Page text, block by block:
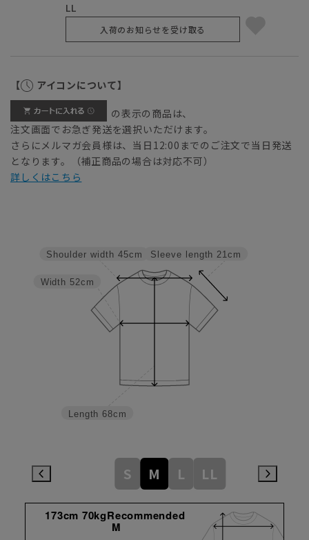
LL
入荷のお知らせを受け取る
【 アイコンについて】
の表示の商品は、
注文画面でお急ぎ発送を選択いただけます。
さらにメルマガ会員様は、当日12:00までのご注文で当日発送
となります。（補正商品の場合は対応不可）
詳しくはこちら
Sleeve length 21cm
Length 68cm
Width 52cm
Shoulder width 45cm
S M L LL
173cm 70kgRecommended
M